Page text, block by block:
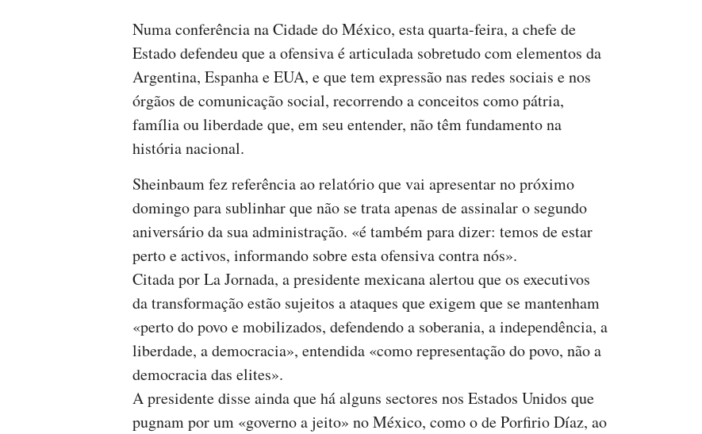
Numa conferência na Cidade do México, esta quarta-feira, a chefe de
Estado defendeu que a ofensiva é articulada sobretudo com elementos da
Argentina, Espanha e EUA, e que tem expressão nas redes sociais e nos
órgãos de comunicação social, recorrendo a conceitos como pátria,
família ou liberdade que, em seu entender, não têm fundamento na
história nacional.
Sheinbaum fez referência ao relatório que vai apresentar no próximo
domingo para sublinhar que não se trata apenas de assinalar o segundo
aniversário da sua administração. «é também para dizer: temos de estar
perto e activos, informando sobre esta ofensiva contra nós».
Citada por La Jornada, a presidente mexicana alertou que os executivos
da transformação estão sujeitos a ataques que exigem que se mantenham
«perto do povo e mobilizados, defendendo a soberania, a independência, a
liberdade, a democracia», entendida «como representação do povo, não a
democracia das elites».
A presidente disse ainda que há alguns sectores nos Estados Unidos que
pugnam por um «governo a jeito» no México, como o de Porfirio Díaz, ao